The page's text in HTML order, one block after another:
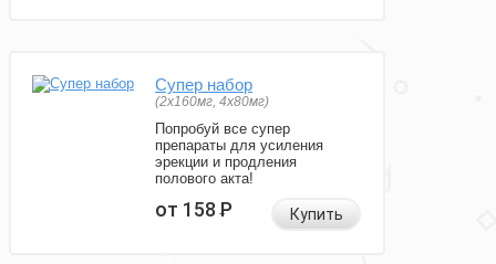
Супер набор
(2х160мг, 4х80мг)
Попробуй все супер
препараты для усиления
эрекции и продления
полового акта!
от 158Р Купить